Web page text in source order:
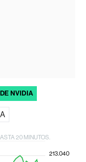
NVIDIA
20 MINUTOS.
213.040